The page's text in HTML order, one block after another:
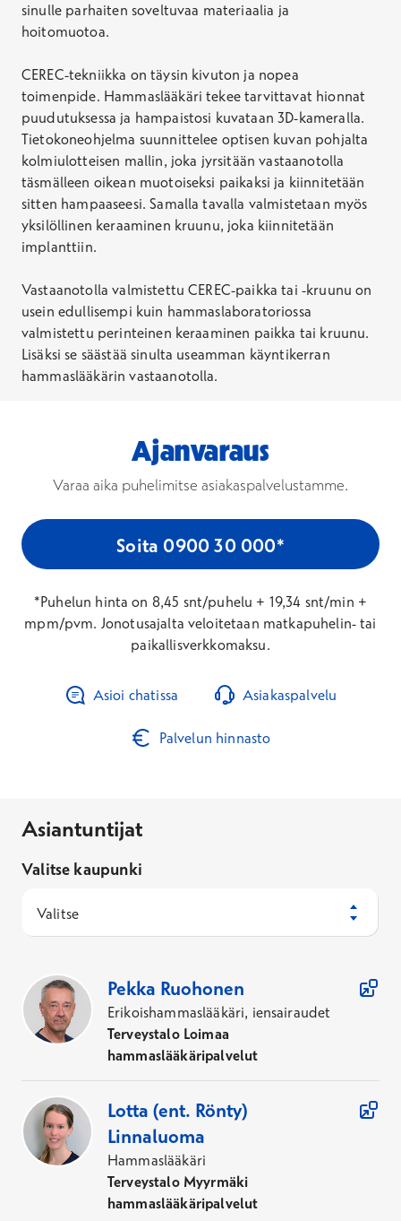
sinulle parhaiten soveltuvaa materiaalia ja
hoitomuotoa.
CEREC-tekniikka on täysin kivuton ja nopea
toimenpide. Hammaslääkäri tekee tarvittavat hionnat
puudutuksessa ja hampaistosi kuvataan 3D-kameralla.
Tietokoneohjelma suunnittelee optisen kuvan pohjalta
kolmiulotteisen mallin, joka jyrsitään vastaanotolla
täsmälleen oikean muotoiseksi paikaksi ja kiinnitetään
sitten hampaaseesi. Samalla tavalla valmistetaan myös
yksilöllinen keraaminen kruunu, joka kiinnitetään
implanttiin.
Vastaanotolla valmistettu CEREC-paikka tai -kruunu on
usein edullisempi kuin hammaslaboratoriossa
valmistettu perinteinen keraaminen paikka tai kruunu.
Lisäksi se säästää sinulta useamman käyntikerran
hammaslääkärin vastaanotolla.
Ajanvaraus
Varaa aika puhelimitse asiakaspalvelustamme.
Soita 0900 30 000*
*Puhelun hinta on 8,45 snt/puhelu + 19,34 snt/min +
mpm/pvm. Jonotusajalta veloitetaan matkapuhelin- tai
paikallisverkkomaksu.
Asioi chatissa Asiakaspalvelu
Palvelun hinnasto
Asiantuntijat
Valitse kaupunki
Valitse
Pekka Ruohonen
Erikoishammaslääkäri, iensairaudet
Terveystalo Loimaa
hammaslääkäripalvelut
Lotta (ent. Rönty)
Linnaluoma
Hammaslääkäri
Terveystalo Myyrmäki
hammaslääkäripalvelut